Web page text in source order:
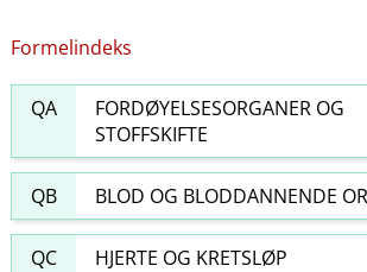
Formelindeks
QA
FORDØYELSESORGANER OG
STOFFSKIFTE
QB BLOD OG BLODDANNENDE
QC HJERTE OG KRETSLØP